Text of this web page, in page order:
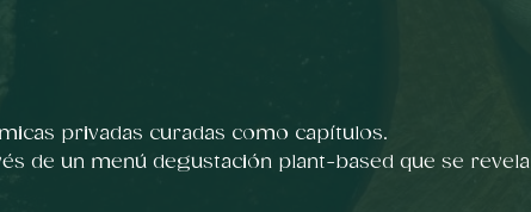
privadas curadas como capítulos.
de un menú degustación plant-based que se revela